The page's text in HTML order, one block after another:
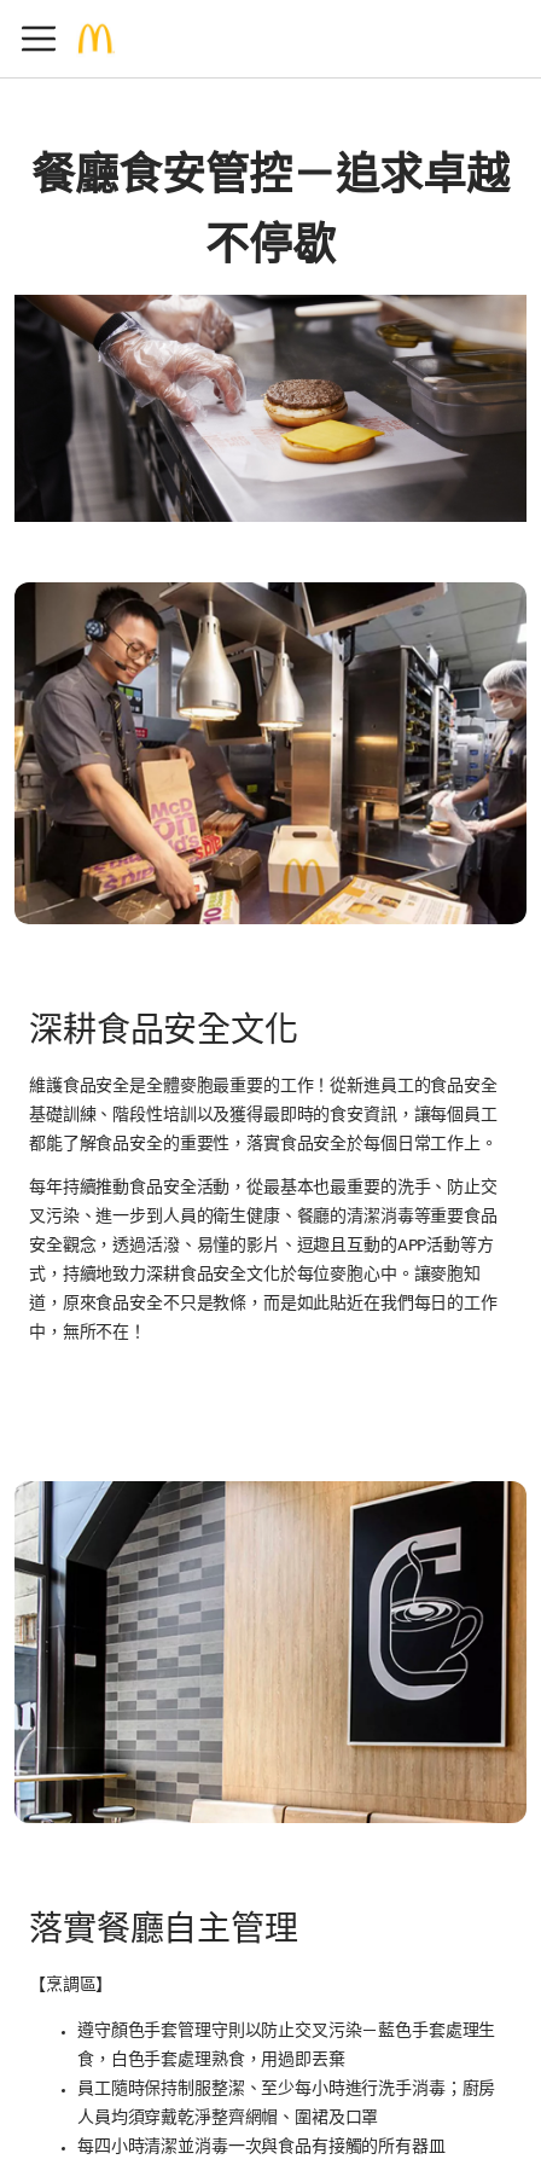
餐廳食安管控－追求卓越
不停歇
深耕食品安全文化
維護食品安全是全體麥胞最重要的工作！從新進員工的食品安全
基礎訓練、階段性培訓以及獲得最即時的食安資訊，讓每個員工
都能了解食品安全的重要性，落實食品安全於每個日常工作上。
每年持續推動食品安全活動，從最基本也最重要的洗手、防止交
叉污染、進一步到人員的衛生健康、餐廳的清潔消毒等重要食品
安全觀念，透過活潑、易懂的影片、逗趣且互動的APP活動等方
式，持續地致力深耕食品安全文化於每位麥胞心中。讓麥胞知
道，原來食品安全不只是教條，而是如此貼近在我們每日的工作
中，無所不在！
落實餐廳自主管理
【烹調區】
遵守顏色手套管理守則以防止交叉污染－藍色手套處理生
食，白色手套處理熟食，用過即丟棄
員工隨時保持制服整潔、至少每小時進行洗手消毒；廚房
人員均須穿戴乾淨整齊網帽、圍裙及口罩
每四小時清潔並消毒一次與食品有接觸的所有器皿